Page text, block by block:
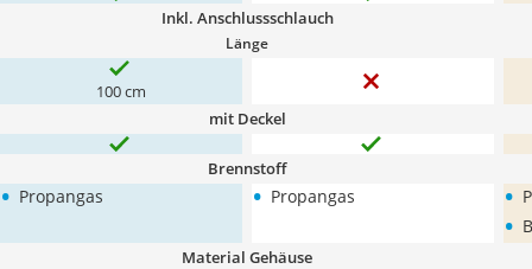
Inkl. Anschlussschlauch
Länge
100 cm
mit Deckel
Brennstoff
• Propangas • Propangas •
•
Material Gehäuse